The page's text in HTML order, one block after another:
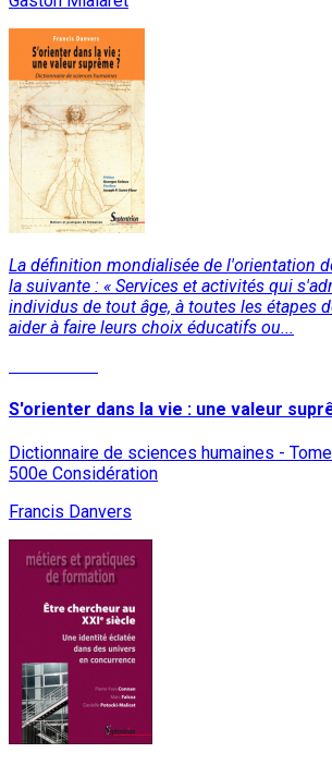
La définition mondialisée de l'orientation
la suivante : « Services et activités qui
individus de tout âge, à toutes les étapes
aider à faire leurs choix éducatifs ou...
S'orienter dans la vie : une valeur
Dictionnaire de sciences humaines -
500e Considération
Francis Danvers